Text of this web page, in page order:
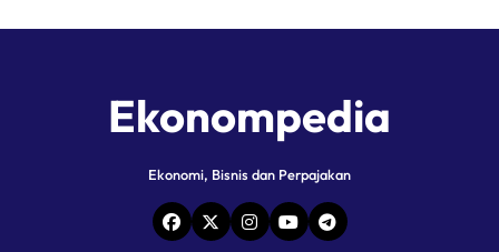
Ekonompedia
Ekonomi, Bisnis dan Perpajakan